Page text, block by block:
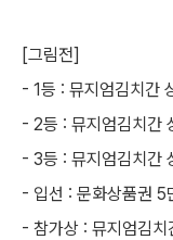
[그림전]
- 1등 : 뮤지엄김치간
- 2등 : 뮤지엄김치간
- 3등 : 뮤지엄김치간
- 입선 : 문화상품권 5
- 참가상 : 뮤지엄김